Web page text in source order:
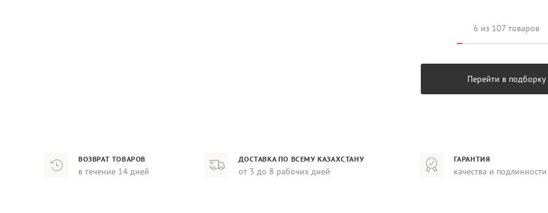
6 из 107 товаров
Перейти в подборку
ВОЗВРАТ ТОВАРОВ
в течение 14 дней
ДОСТАВКА ПО ВСЕМУ КАЗАХСТАНУ
от 3 до 8 рабочих дней
ГАРАНТИЯ
качества и подлинности